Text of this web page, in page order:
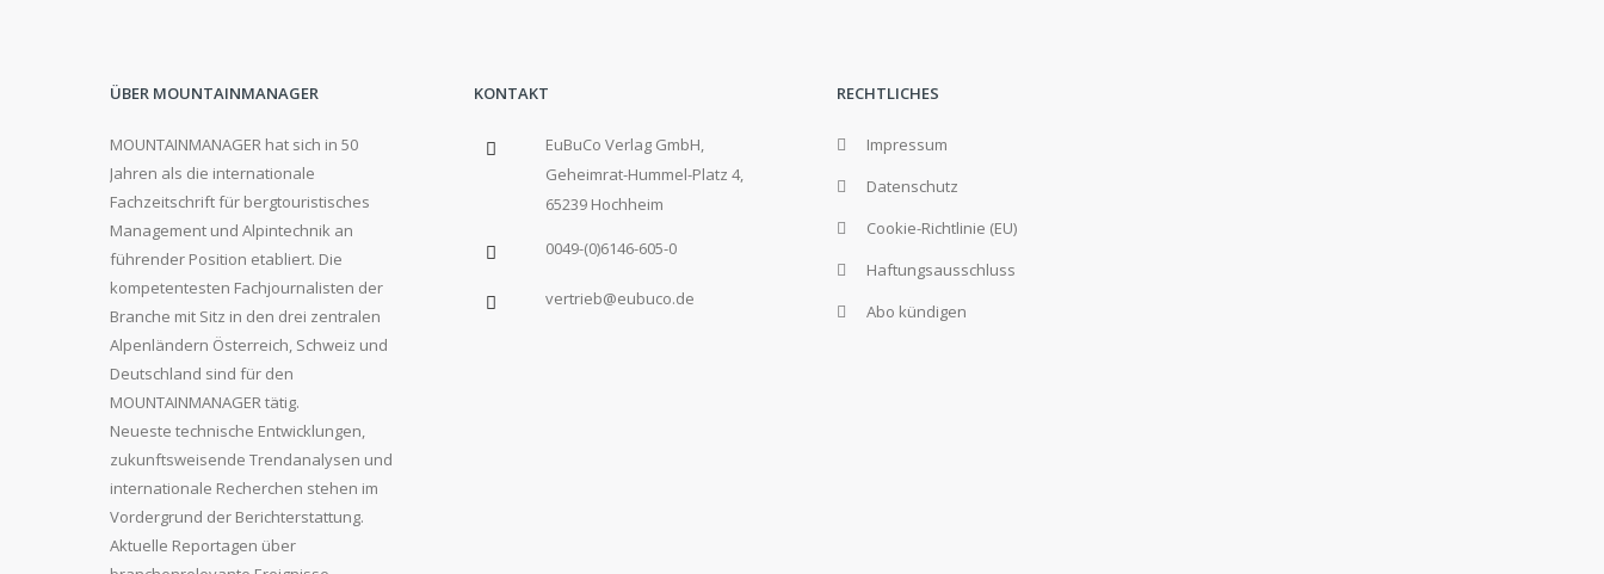
ÜBER MOUNTAINMANAGER
MOUNTAINMANAGER hat sich in 50
Jahren als die internationale
Fachzeitschrift für bergtouristisches
Management und Alpintechnik an
führender Position etabliert. Die
kompetentesten Fachjournalisten der
Branche mit Sitz in den drei zentralen
Alpenländern Österreich, Schweiz und
Deutschland sind für den
MOUNTAINMANAGER tätig.
Neueste technische Entwicklungen,
zukunftsweisende Trendanalysen und
internationale Recherchen stehen im
Vordergrund der Berichterstattung.
Aktuelle Reportagen über
KONTAKT
EuBuCo Verlag GmbH,
Geheimrat-Hummel-Platz 4,
65239 Hochheim
0049-(0)6146-605-0
vertrieb@eubuco.de
RECHTLICHES
Impressum
Datenschutz
Cookie-Richtlinie (EU)
Haftungsausschluss
Abo kündigen